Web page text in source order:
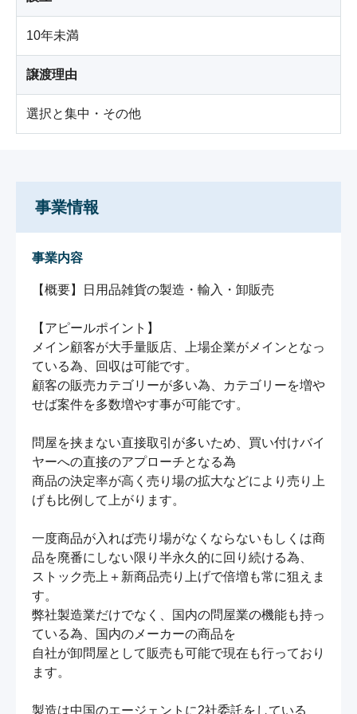
10年未満
譲渡理由
選択と集中・その他
事業情報
事業内容
【概要】日用品雑貨の製造・輸入・卸販売
【アピールポイント】
メイン顧客が大手量販店、上場企業がメインとなっ
ている為、回収は可能です。
顧客の販売カテゴリーが多い為、カテゴリーを増や
せば案件を多数増やす事が可能です。
問屋を挟まない直接取引が多いため、買い付けバイ
ヤーへの直接のアプローチとなる為
商品の決定率が高く売り場の拡大などにより売り上
げも比例して上がります。
一度商品が入れば売り場がなくならないもしくは商
品を廃番にしない限り半永久的に回り続ける為、
ストック売上＋新商品売り上げで倍増も常に狙えま
す。
弊社製造業だけでなく、国内の問屋業の機能も持っ
ている為、国内のメーカーの商品を
自社が卸問屋として販売も可能で現在も行っており
ます。
製造は中国のエージェントに2社委託をしている